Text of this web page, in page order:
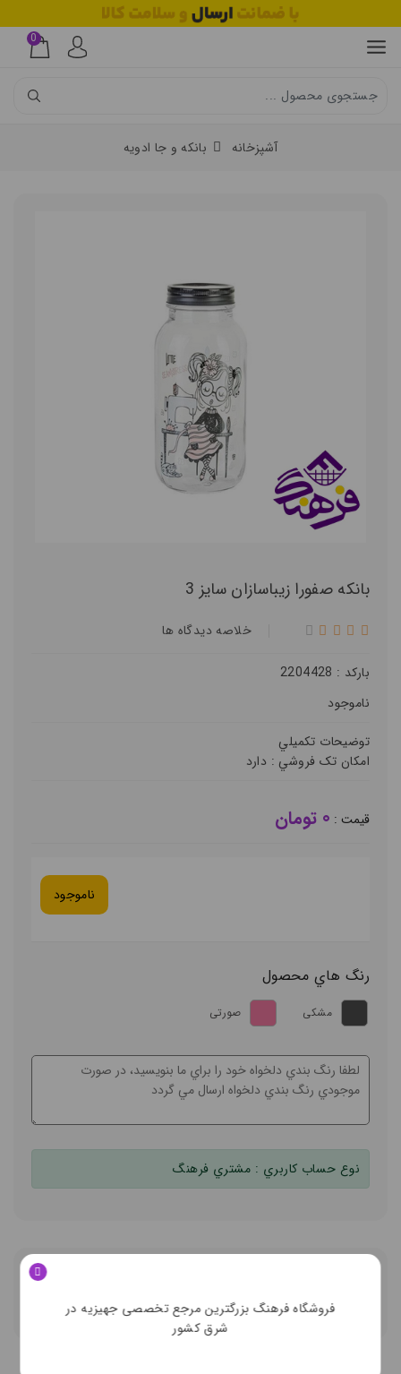
0
آشپزخانه بانکه و جا ادویه
بانکه صفورا زیباسازان سایز 3
خلاصه ديدگاه ها
بارکد : 2204428
ناموجود
توضيحات تکميلي
امکان تک فروشي : دارد
قيمت : 0 تومان
ناموجود
رنگ هاي محصول
مشکی صورتی
نوع حساب کاربري : مشتري فرهنگ
فروشگاه فرهنگ بزرگترین مرجع تخصصی جهیزیه در
شرق کشور